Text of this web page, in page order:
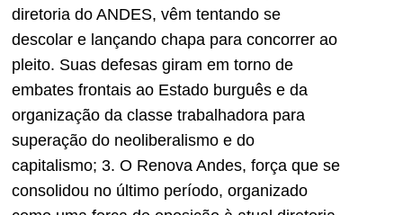
diretoria do ANDES, vêm tentando se
descolar e lançando chapa para concorrer ao
pleito. Suas defesas giram em torno de
embates frontais ao Estado burguês e da
organização da classe trabalhadora para
superação do neoliberalismo e do
capitalismo; 3. O Renova Andes, força que se
consolidou no último período, organizado